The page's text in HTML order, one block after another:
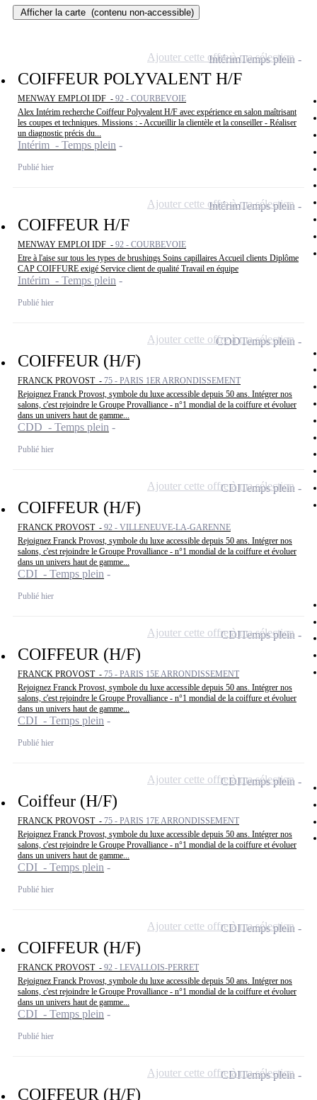
Afficher la carte (contenu non-accessible)
COIFFEUR POLYVALENT H/F
MENWAY EMPLOI IDF - 92 - COURBEVOIE
Alex Intérim recherche Coiffeur Polyvalent H/F avec expérience en salon maîtrisant
les coupes et techniques. Missions : - Accueillir la clientèle et la conseiller - Réaliser
un diagnostic précis du...
Intérim - Temps plein
Publié hier
IntérimTemps plein
Ajouter cette offre à ma sélection
COIFFEUR H/F
MENWAY EMPLOI IDF - 92 - COURBEVOIE
Etre à l'aise sur tous les types de brushings Soins capillaires Accueil clients Diplôme
CAP COIFFURE exigé Service client de qualité Travail en équipe
Intérim - Temps plein
Publié hier
IntérimTemps plein
Ajouter cette offre à ma sélection
COIFFEUR (H/F)
FRANCK PROVOST - 75 - PARIS 1ER ARRONDISSEMENT
Rejoignez Franck Provost, symbole du luxe accessible depuis 50 ans. Intégrer nos
salons, c'est rejoindre le Groupe Provalliance - n°1 mondial de la coiffure et évoluer
dans un univers haut de gamme...
CDD - Temps plein
Publié hier
CDDTemps plein
Ajouter cette offre à ma sélection
COIFFEUR (H/F)
FRANCK PROVOST - 92 - VILLENEUVE-LA-GARENNE
Rejoignez Franck Provost, symbole du luxe accessible depuis 50 ans. Intégrer nos
salons, c'est rejoindre le Groupe Provalliance - n°1 mondial de la coiffure et évoluer
dans un univers haut de gamme...
CDI - Temps plein
Publié hier
CDITemps plein
Ajouter cette offre à ma sélection
COIFFEUR (H/F)
FRANCK PROVOST - 75 - PARIS 15E ARRONDISSEMENT
Rejoignez Franck Provost, symbole du luxe accessible depuis 50 ans. Intégrer nos
salons, c'est rejoindre le Groupe Provalliance - n°1 mondial de la coiffure et évoluer
dans un univers haut de gamme...
CDI - Temps plein
Publié hier
CDITemps plein
Ajouter cette offre à ma sélection
Coiffeur (H/F)
FRANCK PROVOST - 75 - PARIS 17E ARRONDISSEMENT
Rejoignez Franck Provost, symbole du luxe accessible depuis 50 ans. Intégrer nos
salons, c'est rejoindre le Groupe Provalliance - n°1 mondial de la coiffure et évoluer
dans un univers haut de gamme...
CDI - Temps plein
Publié hier
CDITemps plein
Ajouter cette offre à ma sélection
COIFFEUR (H/F)
FRANCK PROVOST - 92 - LEVALLOIS-PERRET
Rejoignez Franck Provost, symbole du luxe accessible depuis 50 ans. Intégrer nos
salons, c'est rejoindre le Groupe Provalliance - n°1 mondial de la coiffure et évoluer
dans un univers haut de gamme...
CDI - Temps plein
Publié hier
CDITemps plein
Ajouter cette offre à ma sélection
COIFFEUR (H/F)
CDITemps plein
Ajouter cette offre à ma sélection